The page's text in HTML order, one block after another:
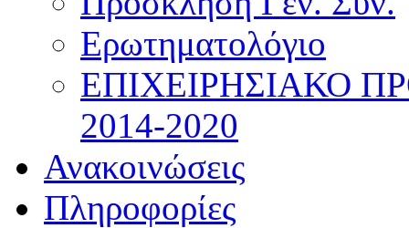
Ερωτηματολόγιο
ΕΠΙΧΕΙΡΗΣΙΑΚΟ
2014-2020
Ανακοινώσεις
Πληροφορίες